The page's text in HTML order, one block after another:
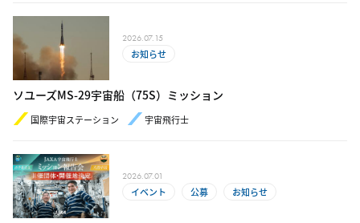
2026.07.15
お知らせ
ソユーズMS-29宇宙船（75S）ミッション
国際宇宙ステーション 宇宙飛行士
2026.07.01
イベント 公募 お知らせ